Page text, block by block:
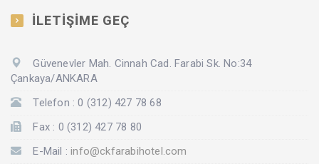
İLETİŞİME GEÇ
Güvenevler Mah. Cinnah Cad. Farabi Sk. No:34
Çankaya/ANKARA
Telefon : 0 (312) 427 78 68
Fax : 0 (312) 427 78 80
E-Mail :info@ckfarabihotel.com